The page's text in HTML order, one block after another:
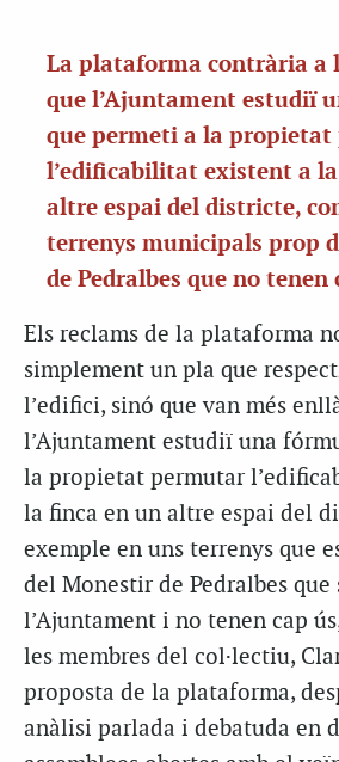
La plataforma contrària a
que l’Ajuntament estudiï
que permeti a la
l’edificabilitat existent a
altre espai del districte,
terrenys municipals prop
de Pedralbes que no tenen
Els reclams de la plataforma
simplement un pla que
l’edifici, sinó que van més
l’Ajuntament estudiï una
la propietat permutar
la finca en un altre espai del
exemple en uns terrenys que
del Monestir de Pedralbes que
l’Ajuntament i no tenen cap
les membres del col·lectiu,
proposta de la plataforma,
anàlisi parlada i debatuda en